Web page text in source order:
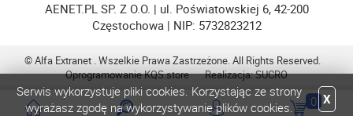
AENET.PL SP. Z O.O. | ul. Poświatowskiej 6, 42-200
Częstochowa | NIP: 5732823212
© Alfa Extranet . Wszelkie Prawa Zastrzeżone. All Rights Reserved.
OprogramowanieKQS.store Realizacja:SUCRO
0
Serwis wykorzystuje pliki cookies. Korzystając ze strony
wyrażasz zgodę na wykorzystywanie plików cookies.
X